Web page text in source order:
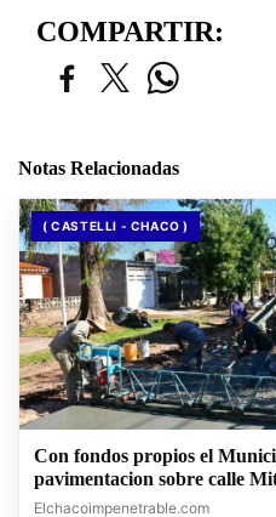
COMPARTIR:
Notas Relacionadas
( CASTELLI - CHACO )
Con fondos propios el
pavimentacion sobre calle
Elchacoimpenetrable.com